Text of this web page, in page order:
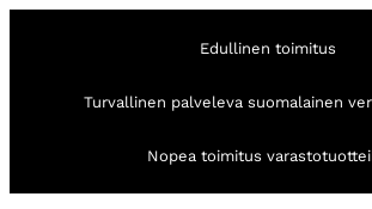
Edullinen toimitus
Turvallinen palveleva suomalainen
Nopea toimitus